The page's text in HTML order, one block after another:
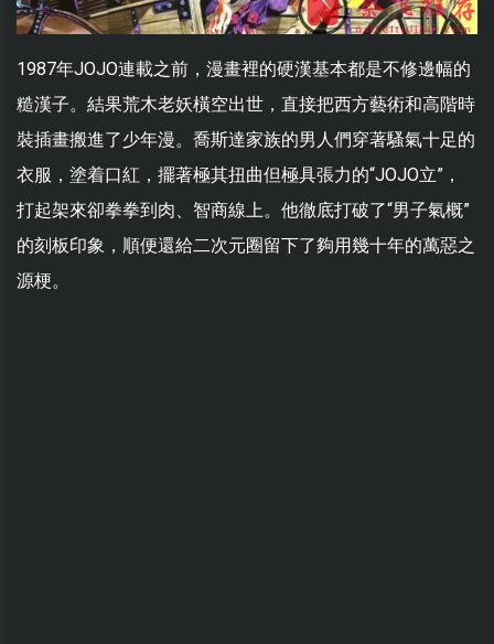
1987年JOJO連載之前，漫畫裡的硬漢基本都是不修邊幅的
糙漢子。結果荒木老妖橫空出世，直接把西方藝術和高階時
裝插畫搬進了少年漫。喬斯達家族的男人們穿著騷氣十足的
衣服，塗着口紅，擺著極其扭曲但極具張力的“JOJO立”，
打起架來卻拳拳到肉、智商線上。他徹底打破了“男子氣概”
的刻板印象，順便還給二次元圈留下了夠用幾十年的萬惡之
源梗。